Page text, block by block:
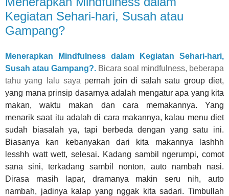
Kegiatan Sehari-hari, Susah atau
Gampang?
Menerapkan Mindfulness dalam Kegiatan Sehari-hari,
Susah atau Gampang?. Bicara soal mindfulness, beberapa
tahu yang lalu saya pernah join di salah satu group diet,
yang mana prinsip dasarnya adalah mengatur apa yang kita
makan, waktu makan dan cara memakannya. Yang
menarik saat itu adalah di cara makannya, kalau menu diet
sudah biasalah ya, tapi berbeda dengan yang satu ini.
Biasanya kan kebanyakan dari kita makannya lashhh
lesshh watt wett, selesai. Kadang sambil ngerumpi, comot
sana sini, terkadang sambil nonton, auto nambah nasi.
Dirasa masih lapar, dramanya makin seru nih, auto
nambah, jadinya kalap yang nggak kita sadari. Timbullah